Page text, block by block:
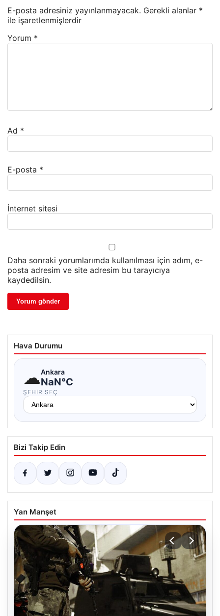
E-posta adresiniz yayınlanmayacak. Gerekli alanlar *
ile işaretlenmişlerdir
Yorum *
Ad *
E-posta *
İnternet sitesi
Daha sonraki yorumlarımda kullanılması için adım, e-
posta adresim ve site adresim bu tarayıcıya
kaydedilsin.
Hava Durumu
☁Ankara
NaN°C
ŞEHIR SEÇ
Bizi Takip Edin
Yan Manşet